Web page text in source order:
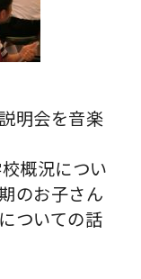
明会を音楽
概況につい
のお子さん
ついての話